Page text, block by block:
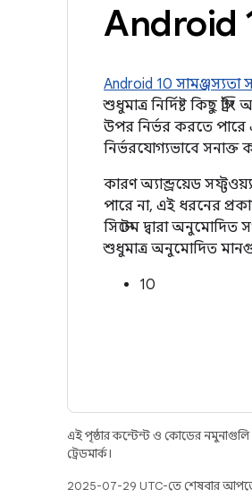
Android
Android 10 সামঞ্জস্যতা
শুধুমাত্র নির্দিষ্ট কিছু
উপর নির্ভর করতে পারে
নির্ভরযোগ্যভাবে সনাক্ত
কারণ অ্যান্ড্রয়েড
পারে না, এই ধরনের
সিস্টেম দ্বারা
শুধুমাত্র অনুমোদিত
10
এই পৃষ্ঠার কন্টেন্ট ও কোডের নমুনাগুলি
ট্রেডমার্ক।
2025-07-29 UTC-তে শেষবার